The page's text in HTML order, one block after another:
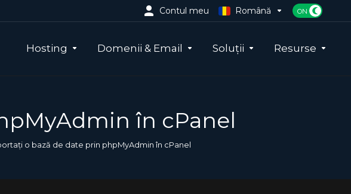
Contul meu Română
Hosting Domenii & Email Soluții Resurse
în cPanel
o bază de date prin phpMyAdmin în cPanel